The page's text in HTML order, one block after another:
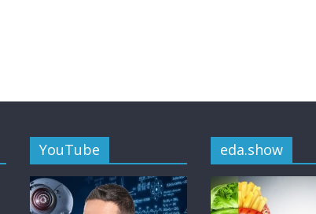
YouTube eda.show